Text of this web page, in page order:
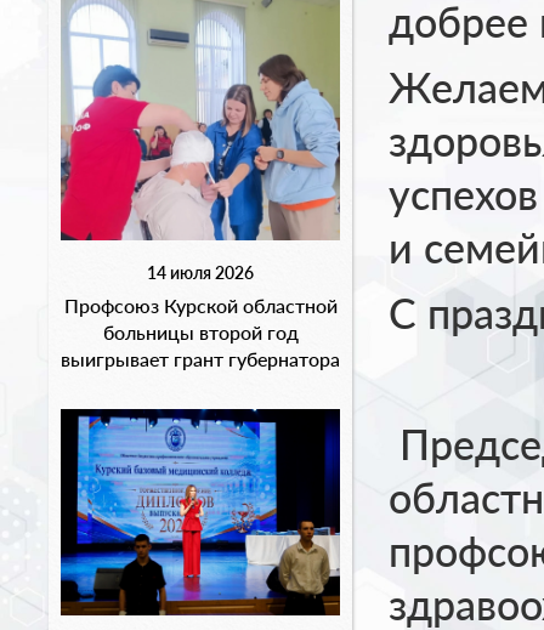
14 июля 2026
Профсоюз Курской областной
больницы второй год
выигрывает грант губернатора
добрее
и
С